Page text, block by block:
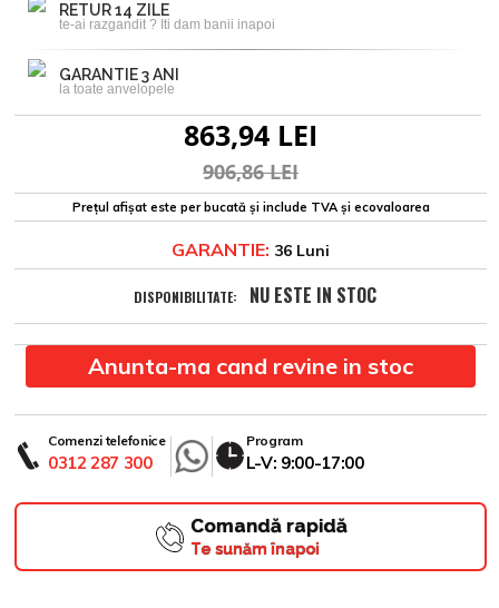
RETUR 14 ZILE
te-ai razgandit ? Iti dam banii inapoi
GARANTIE 3 ANI
la toate anvelopele
863,94 LEI
906,86 LEI
Prețul afișat este per bucată și include TVA și ecovaloarea
GARANTIE: 36 Luni
DISPONIBILITATE: NU ESTE IN STOC
Anunta-ma cand revine in stoc
Comenzi telefonice
0312 287 300
Program
L-V: 9:00-17:00
Comandă rapidă
Te sunăm înapoi